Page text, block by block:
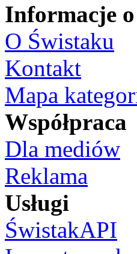
Informacje
O Świstaku
Kontakt
Mapa
Współpraca
Dla mediów
Reklama
Usługi
ŚwistakAPI